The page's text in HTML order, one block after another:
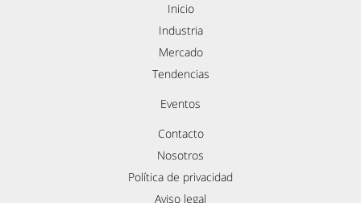
Inicio
Industria
Mercado
Tendencias
Eventos
Contacto
Nosotros
Política de privacidad
Aviso legal